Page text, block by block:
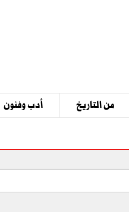
من التاريخ أدب وفنون